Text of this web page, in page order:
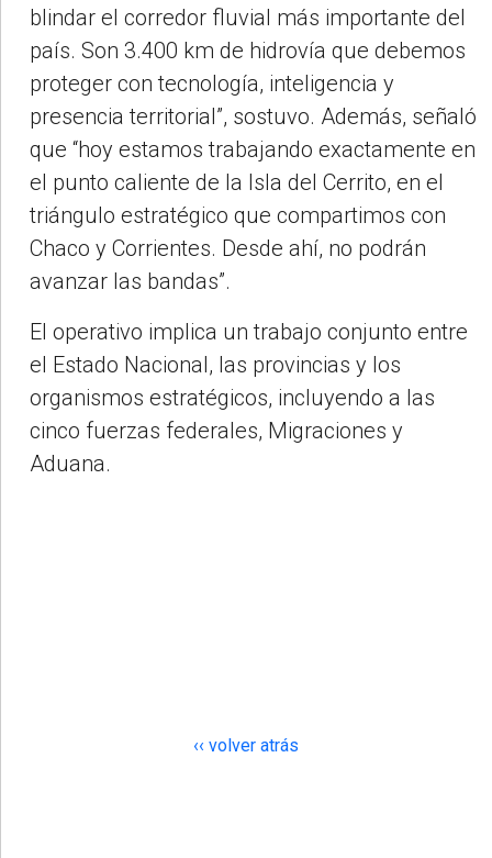
blindar el corredor fluvial más importante del
país. Son 3.400 km de hidrovía que debemos
proteger con tecnología, inteligencia y
presencia territorial”, sostuvo. Además, señaló
que “hoy estamos trabajando exactamente en
el punto caliente de la Isla del Cerrito, en el
triángulo estratégico que compartimos con
Chaco y Corrientes. Desde ahí, no podrán
avanzar las bandas”.
El operativo implica un trabajo conjunto entre
el Estado Nacional, las provincias y los
organismos estratégicos, incluyendo a las
cinco fuerzas federales, Migraciones y
Aduana.
‹‹ volver atrás